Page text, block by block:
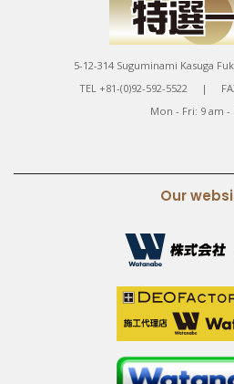
5-12-314 Suguminami Kasuga
TEL +81-(0)92-592-5522 | FAX
Mon - Fri: 9 am -
Our